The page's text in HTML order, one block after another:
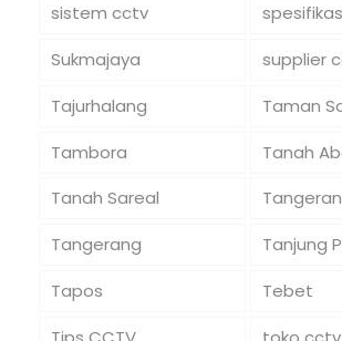
sistem cctv
Sukmajaya
supplier
Tajurhalang
Taman
Tambora
Tanah
Tanah Sareal
Tangerang
Tanjung
Tapos
Tebet